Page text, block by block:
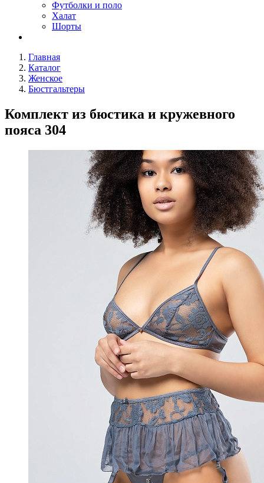
Футболки и поло
Халат
Шорты
Главная
Каталог
Женское
Бюстгальтеры
Комплект из бюстика и кружевного
пояса 304